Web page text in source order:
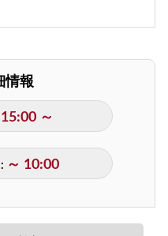
情報
15:00 ～
～ 10:00